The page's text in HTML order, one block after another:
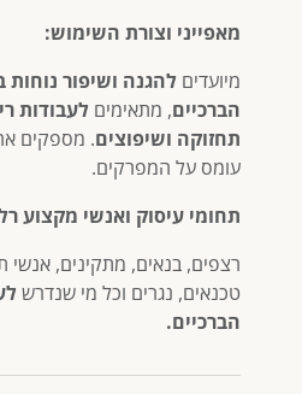
מאפייני וצורת השימוש:
מיועדים להגנה ושיפור
הברכיים, מתאימים לעבודות
תחזוקה ושיפוצים. מספקים
עומס על המפרקים.
תחומי עיסוק ואנשי מקצוע
רצפים, בנאים, מתקינים, אנשי
טכנאים, נגרים וכל מי שנדרש
הברכיים.